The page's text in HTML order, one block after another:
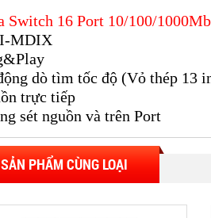
Switch 16 Port 10/100/
MDIX
dò tìm tốc độ (Vỏ thép 13
trực tiếp
sét nguồn và trên Port
SẢN PHẨM CÙNG LOẠI